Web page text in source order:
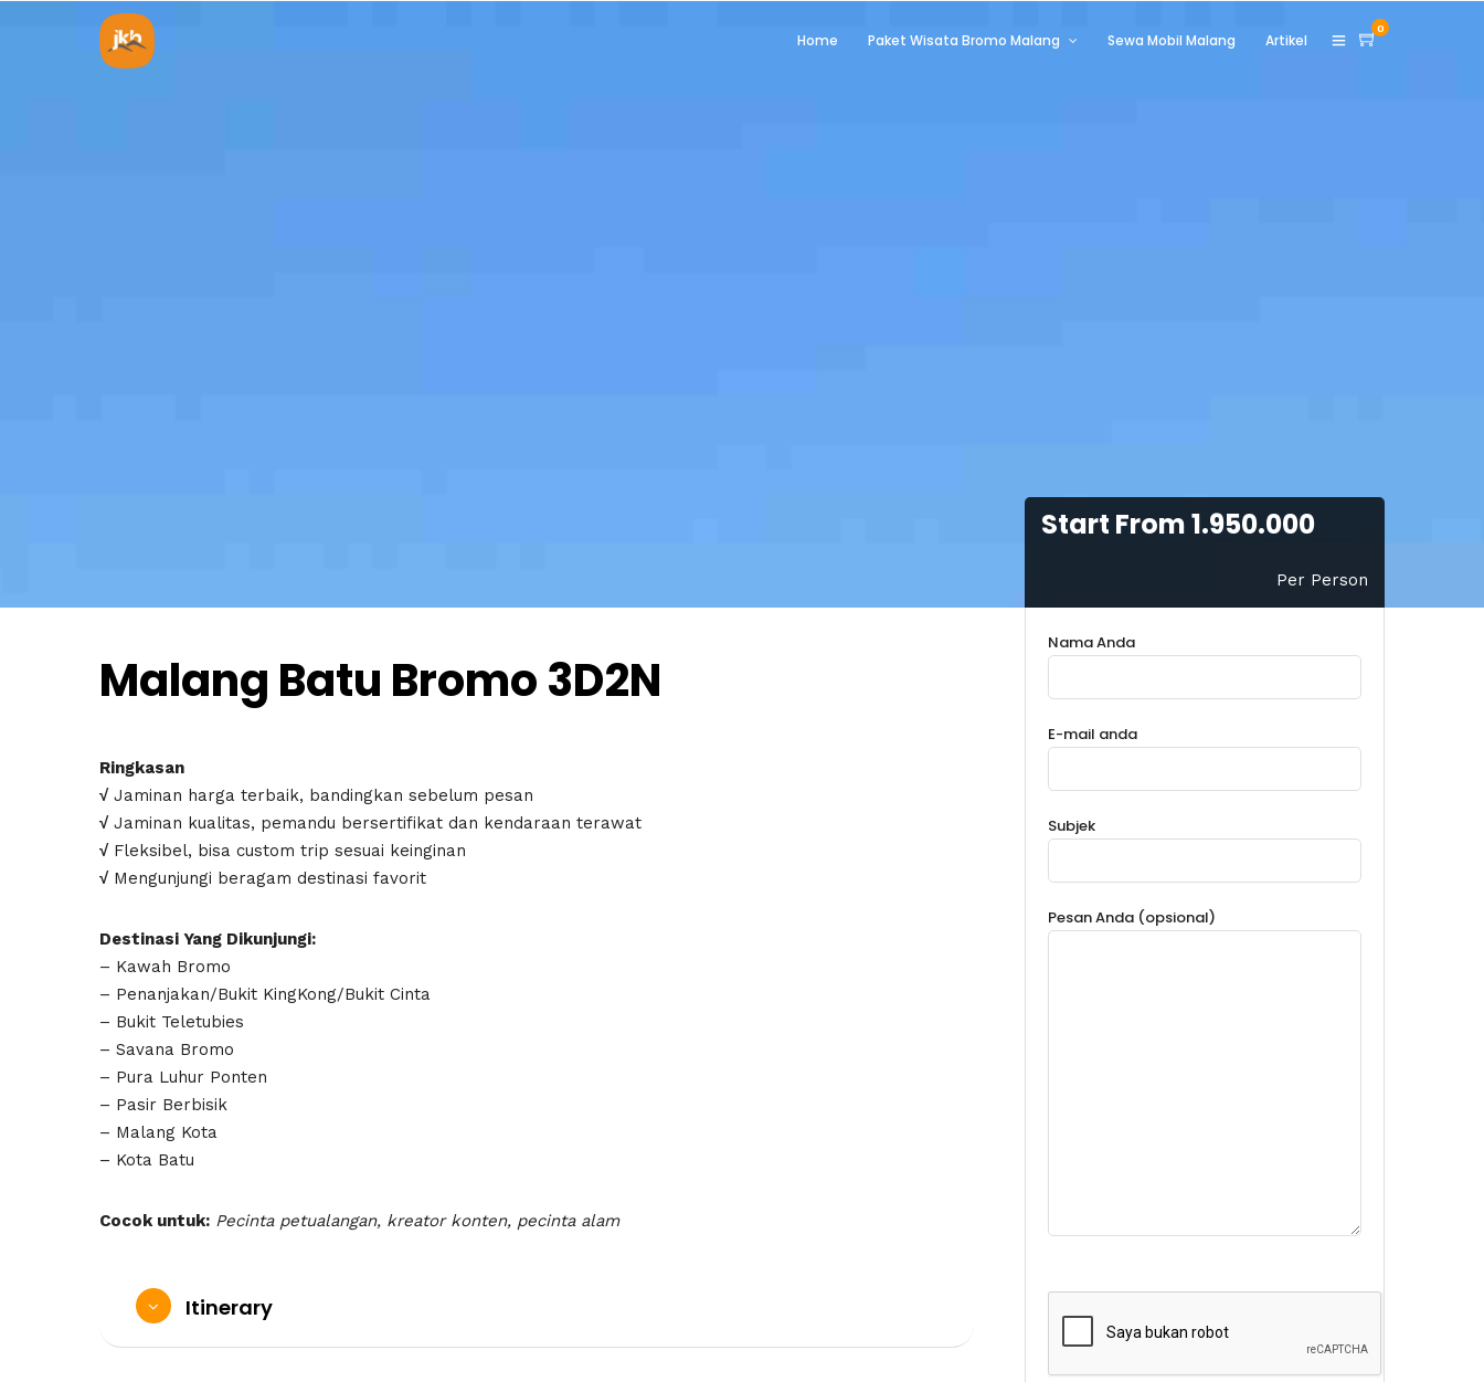
Home Paket Wisata Bromo Malang Sewa Mobil Malang Artikel
0
Start From 1.950.000
Per Person
Malang Batu Bromo 3D2N
Ringkasan
√Jaminan harga terbaik, bandingkan sebelum pesan
√Jaminan kualitas, pemandu bersertifikat dan kendaraan terawat
√Fleksibel, bisa custom trip sesuai keinginan
√Mengunjungi beragam destinasi favorit
Destinasi Yang Dikunjungi:
– Kawah Bromo
– Penanjakan/Bukit KingKong/Bukit Cinta
– Bukit Teletubies
– Savana Bromo
– Pura Luhur Ponten
– Pasir Berbisik
– Malang Kota
– Kota Batu
Cocok untuk: Pecinta petualangan, kreator konten, pecinta alam
Itinerary
Nama Anda
E-mail anda
Subjek
Pesan Anda (opsional)